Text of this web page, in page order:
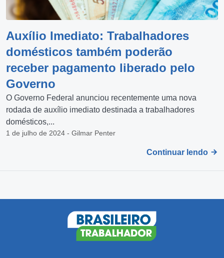
Auxílio Imediato: Trabalhadores
domésticos também poderão
receber pagamento liberado pelo
Governo
O Governo Federal anunciou recentemente uma nova
rodada de auxílio imediato destinada a trabalhadores
domésticos,...
1 de julho de 2024 - Gilmar Penter
Continuar lendo